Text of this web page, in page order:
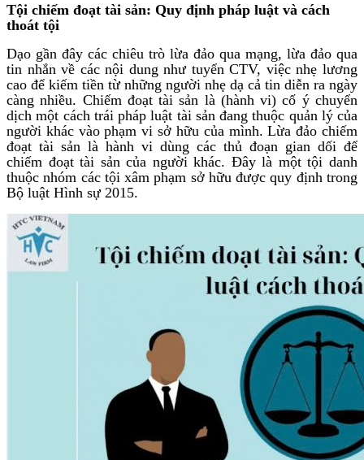
Tội chiếm đoạt tài sản: Quy định pháp luật và cách
thoát tội
Dạo gần đây các chiêu trò lừa đảo qua mạng, lừa đảo qua
tin nhắn về các nội dung như tuyển CTV, việc nhẹ lương
cao để kiếm tiền từ những người nhẹ dạ cả tin diễn ra ngày
càng nhiều. Chiếm đoạt tài sản là (hành vi) cố ý chuyển
dịch một cách trái pháp luật tài sản đang thuộc quản lý của
người khác vào phạm vi sở hữu của mình.Lừa đảo chiếm
đoạt tài sản là hành vi dùng các thủ đoạn gian dối để
chiếm đoạt tài sản của người khác. Đây là một tội danh
thuộc nhóm các tội xâm phạm sở hữu được quy định trong
Bộ luật Hình sự 2015.